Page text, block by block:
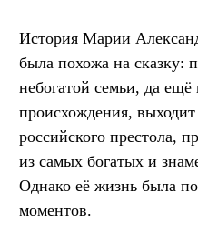
История Марии
была похожа на сказку:
небогатой семьи, да ещё
происхождения,
российского престола,
из самых богатых и
Однако её жизнь была
моментов.